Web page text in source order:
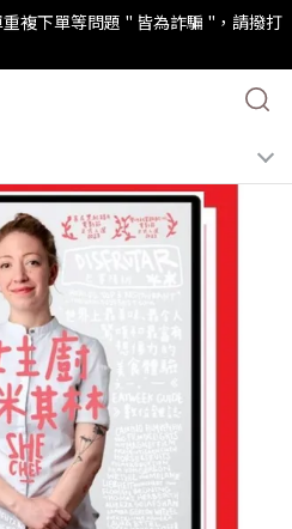
下單等問題 " 皆為詐騙 "，請撥打